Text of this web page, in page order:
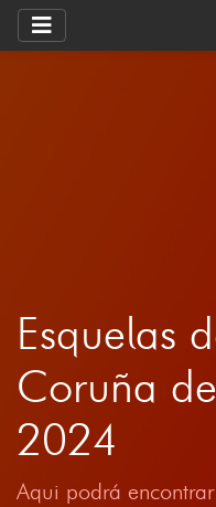
Esquelas
Coruña
2024
Aqui podrá